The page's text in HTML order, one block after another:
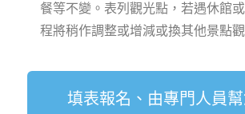
餐等不變。表列觀光點，若遇休館
程將稍作調整或增減或換其他景點
填表報名、由專門人員